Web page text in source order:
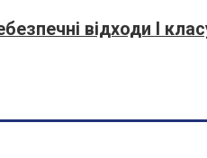
відходи І